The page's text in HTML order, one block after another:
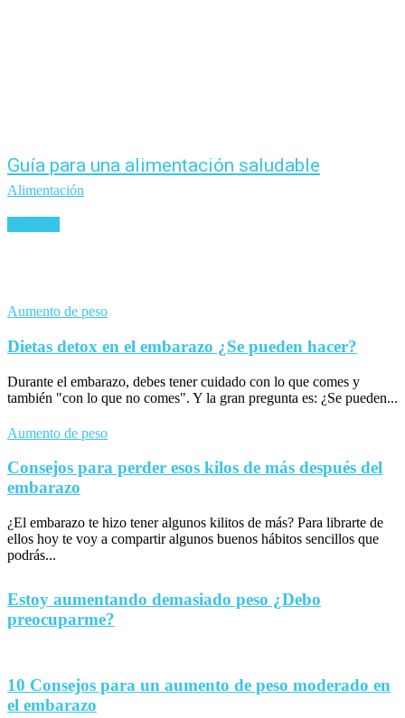
Guía para una alimentación saludable
Alimentación
Aumento de peso
Dietas detox en el embarazo ¿Se pueden hacer?
Durante el embarazo, debes tener cuidado con lo que comes y
también "con lo que no comes". Y la gran pregunta es: ¿Se pueden...
Aumento de peso
Consejos para perder esos kilos de más después del
embarazo
¿El embarazo te hizo tener algunos kilitos de más? Para librarte de
ellos hoy te voy a compartir algunos buenos hábitos sencillos que
podrás...
Estoy aumentando demasiado peso ¿Debo
preocuparme?
10 Consejos para un aumento de peso moderado en
el embarazo